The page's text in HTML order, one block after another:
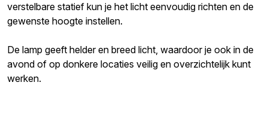
verstelbare statief kun je het licht eenvoudig richten en de
gewenste hoogte instellen.
De lamp geeft helder en breed licht, waardoor je ook in de
avond of op donkere locaties veilig en overzichtelijk kunt
werken.